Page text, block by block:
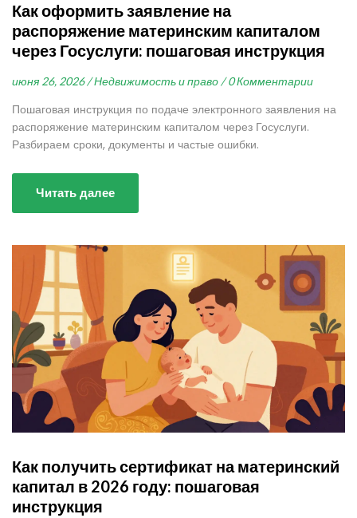
Как оформить заявление на
распоряжение материнским капиталом
через Госуслуги: пошаговая инструкция
июня 26, 2026 / Недвижимость и право / 0 Комментарии
Пошаговая инструкция по подаче электронного заявления на
распоряжение материнским капиталом через Госуслуги.
Разбираем сроки, документы и частые ошибки.
Читать далее
Как получить сертификат на материнский
капитал в 2026 году: пошаговая
инструкция